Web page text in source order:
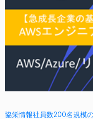
協栄情報社員数200名規模